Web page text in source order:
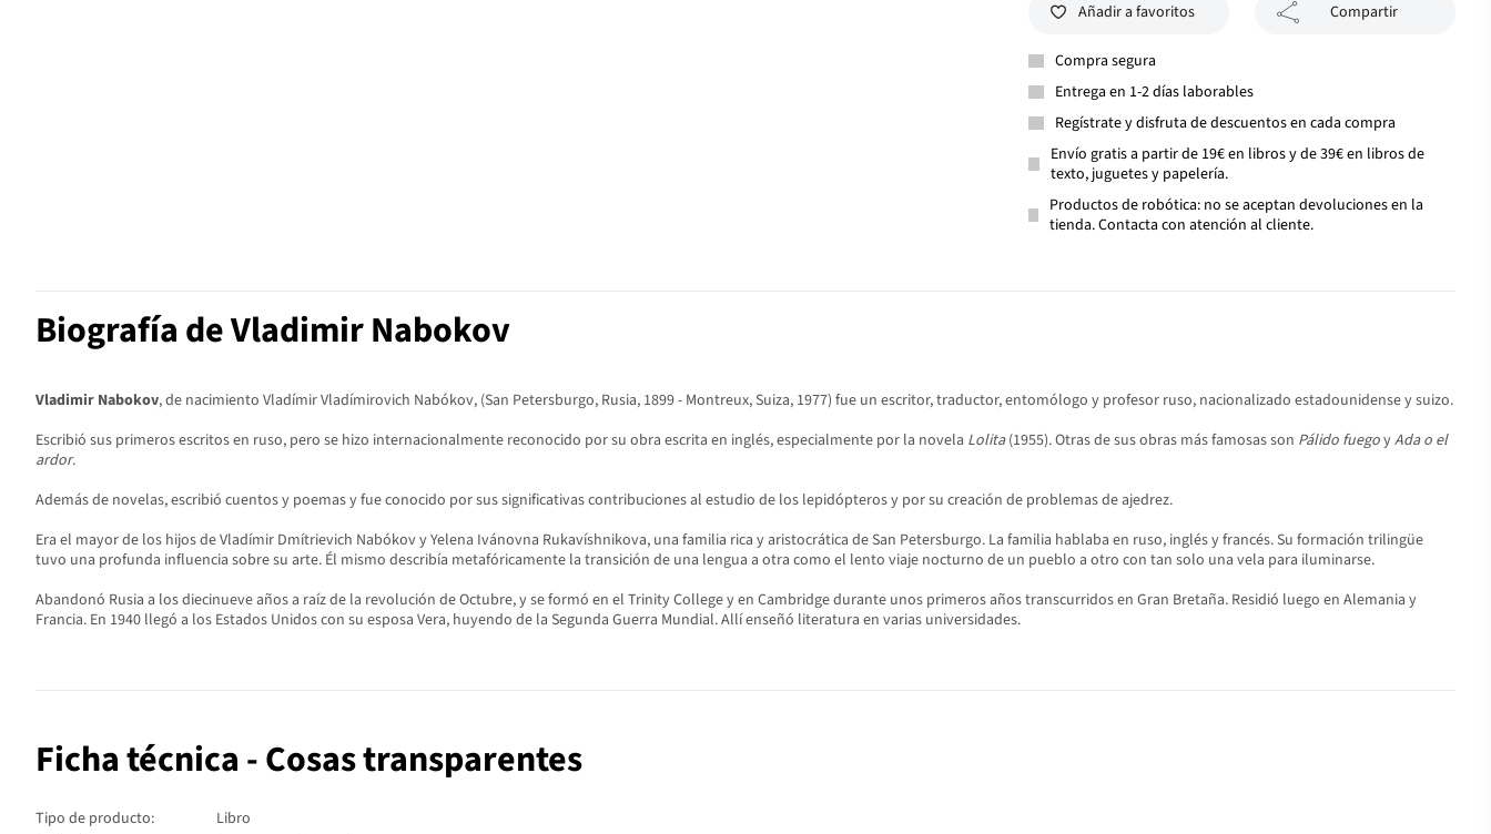
Añadir a favoritos Compartir
Compra segura
Entrega en 1-2 días laborables
Regístrate y disfruta de descuentos en cada compra
Envío gratis a partir de 19€ en libros y de 39€ en libros de
texto, juguetes y papelería.
Productos de robótica: no se aceptan devoluciones en la
tienda. Contacta con atención al cliente.
Biografía de Vladimir Nabokov
Vladimir Nabokov, de nacimiento Vladímir Vladímirovich Nabókov, (San Petersburgo, Rusia, 1899 - Montreux, Suiza, 1977) fue un escritor, traductor, entomólogo y profesor ruso, nacionalizado estadounidense y suizo.
Escribió sus primeros escritos en ruso, pero se hizo internacionalmente reconocido por su obra escrita en inglés, especialmente por la novela Lolita(1955). Otras de sus obras más famosas son Pálido fuegoyAda o el
ardor.
Además de novelas, escribió cuentos y poemas y fue conocido por sus significativas contribuciones al estudio de los lepidópteros y por su creación de problemas de ajedrez.
Era el mayor de los hijos de Vladímir Dmítrievich Nabókov y Yelena Ivánovna Rukavíshnikova, una familia rica y aristocrática de San Petersburgo. La familia hablaba en ruso, inglés y francés. Su formación trilingüe
tuvo una profunda influencia sobre su arte. Él mismo describía metafóricamente la transición de una lengua a otra como el lento viaje nocturno de un pueblo a otro con tan solo una vela para iluminarse.
Abandonó Rusia a los diecinueve años a raíz de la revolución de Octubre, y se formó en el Trinity College y en Cambridge durante unos primeros años transcurridos en Gran Bretaña. Residió luego en Alemania y
Francia. En 1940 llegó a los Estados Unidos con su esposa Vera, huyendo de la Segunda Guerra Mundial. Allí enseñó literatura en varias universidades.
Ficha técnica - Cosas transparentes
Tipo de producto:
Libro